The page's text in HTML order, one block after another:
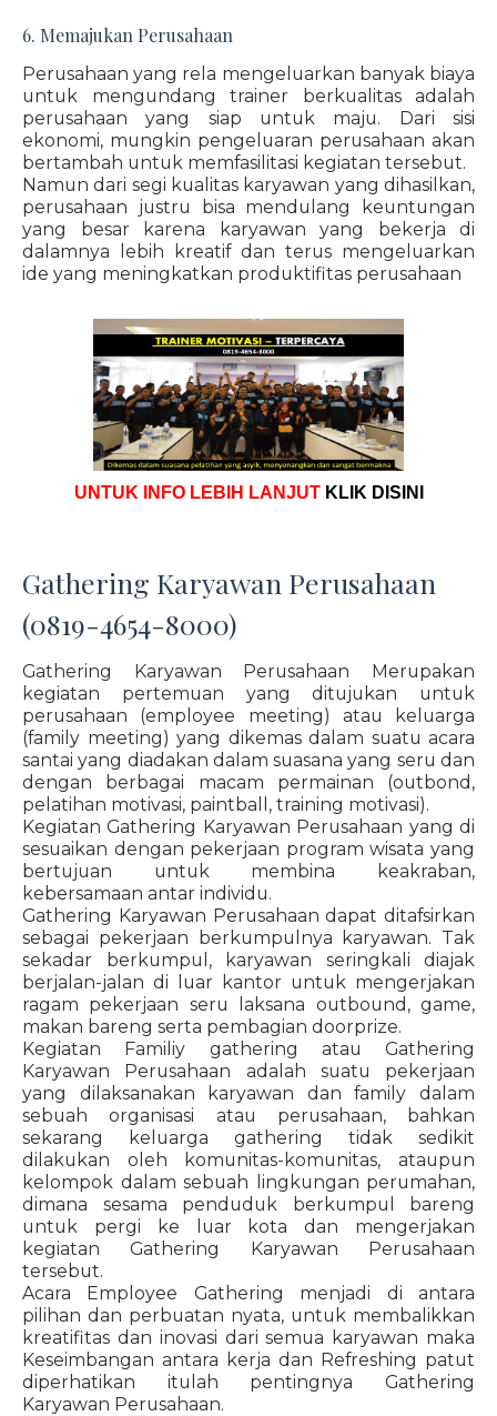
6. Memajukan Perusahaan
Perusahaan yang rela mengeluarkan banyak biaya
untuk mengundang trainer berkualitas adalah
perusahaan yang siap untuk maju. Dari sisi
ekonomi, mungkin pengeluaran perusahaan akan
bertambah untuk memfasilitasi kegiatan tersebut.
Namun dari segi kualitas karyawan yang dihasilkan,
perusahaan justru bisa mendulang keuntungan
yang besar karena karyawan yang bekerja di
dalamnya lebih kreatif dan terus mengeluarkan
ide yang meningkatkan produktifitas perusahaan
UNTUK INFO LEBIH LANJUT KLIK DISINI
Gathering Karyawan Perusahaan
(0819-4654-8000)
Gathering Karyawan Perusahaan Merupakan
kegiatan pertemuan yang ditujukan untuk
perusahaan (employee meeting) atau keluarga
(family meeting) yang dikemas dalam suatu acara
santai yang diadakan dalam suasana yang seru dan
dengan berbagai macam permainan (outbond,
pelatihan motivasi, paintball, training motivasi).
Kegiatan Gathering Karyawan Perusahaan yang di
sesuaikan dengan pekerjaan program wisata yang
bertujuan untuk membina keakraban,
kebersamaan antar individu.
Gathering Karyawan Perusahaan dapat ditafsirkan
sebagai pekerjaan berkumpulnya karyawan. Tak
sekadar berkumpul, karyawan seringkali diajak
berjalan-jalan di luar kantor untuk mengerjakan
ragam pekerjaan seru laksana outbound, game,
makan bareng serta pembagian doorprize.
Kegiatan Familiy gathering atau Gathering
Karyawan Perusahaan adalah suatu pekerjaan
yang dilaksanakan karyawan dan family dalam
sebuah organisasi atau perusahaan, bahkan
sekarang keluarga gathering tidak sedikit
dilakukan oleh komunitas-komunitas, ataupun
kelompok dalam sebuah lingkungan perumahan,
dimana sesama penduduk berkumpul bareng
untuk pergi ke luar kota dan mengerjakan
kegiatan Gathering Karyawan Perusahaan
tersebut.
Acara Employee Gathering menjadi di antara
pilihan dan perbuatan nyata, untuk membalikkan
kreatifitas dan inovasi dari semua karyawan maka
Keseimbangan antara kerja dan Refreshing patut
diperhatikan itulah pentingnya Gathering
Karyawan Perusahaan.